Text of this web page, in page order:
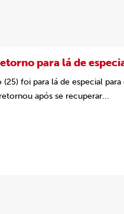
para lá de
foi para lá de especial para
após se recuperar...